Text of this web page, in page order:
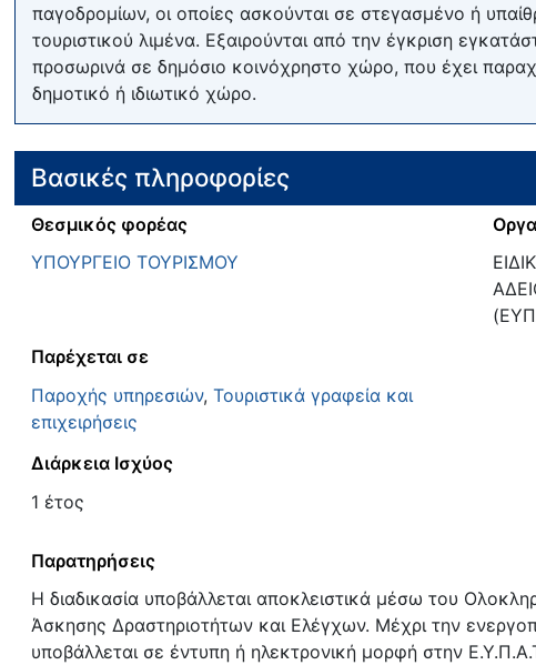
παγοδρομίων, οι οποίες ασκούνται σε στεγασμένο ή
τουριστικού λιμένα. Εξαιρούνται από την έγκριση
προσωρινά σε δημόσιο κοινόχρηστο χώρο, που έχει
δημοτικό ή ιδιωτικό χώρο.
Βασικές πληροφορίες
Θεσμικός φορέας
ΥΠΟΥΡΓΕΙΟ ΤΟΥΡΙΣΜΟΥ
Παρέχεται σε
Παροχής υπηρεσιών, Τουριστικά γραφεία και
επιχειρήσεις
Διάρκεια Ισχύος
1 έτος
Παρατηρήσεις
Η διαδικασία υποβάλλεται αποκλειστικά μέσω του
Άσκησης Δραστηριοτήτων και Ελέγχων. Μέχρι την
υποβάλλεται σε έντυπη ή ηλεκτρονική μορφή στην